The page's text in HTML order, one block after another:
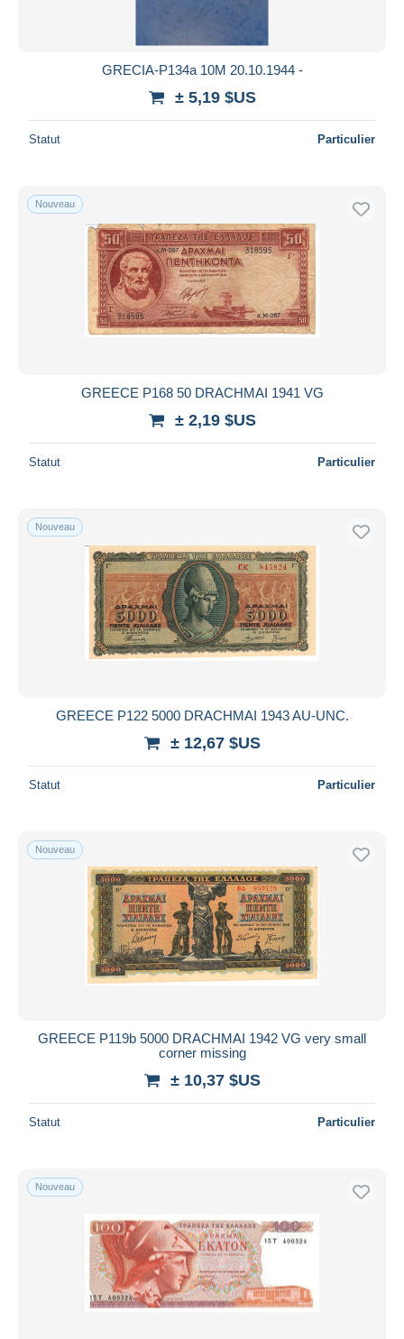
GRECIA-P134a 10M 20.10.1944 -
± 5,19 $US
Statut Particulier
Nouveau
GREECE P168 50 DRACHMAI 1941 VG
± 2,19 $US
Statut Particulier
Nouveau
GREECE P122 5000 DRACHMAI 1943 AU-UNC.
± 12,67 $US
Statut Particulier
Nouveau
GREECE P119b 5000 DRACHMAI 1942 VG very small
corner missing
± 10,37 $US
Statut Particulier
Nouveau